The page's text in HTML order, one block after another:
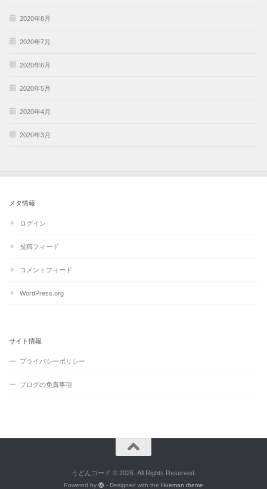
2020年8月
2020年7月
2020年6月
2020年5月
2020年4月
2020年3月
メタ情報
ログイン
投稿フィード
コメントフィード
WordPress.org
サイト情報
プライバシーポリシー
ブログの免責事項
うどんコード © 2026. All Rights Reserved.
Powered by - Designed with the Hueman theme